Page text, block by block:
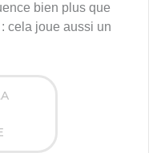
bien plus que
cela joue aussi un